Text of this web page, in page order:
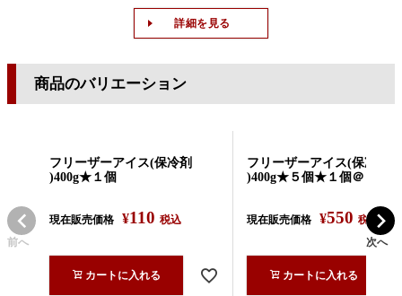
詳細を見る
商品のバリエーション
前へ
フリーザーアイス(保冷剤
)400g★１個
現在販売価格 ¥110 税込
カートに入れる
フリーザーアイス(保冷剤
)400g★５個★１個＠￥86
現在販売価格 ¥550 税込
カートに入れる
次へ